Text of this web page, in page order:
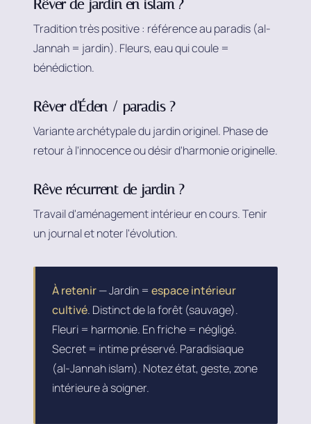
Rêver de jardin en islam ?
Tradition très positive : référence au paradis (al-
Jannah = jardin). Fleurs, eau qui coule =
bénédiction.
Rêver d'Éden / paradis ?
Variante archétypale du jardin originel. Phase de
retour à l'innocence ou désir d'harmonie originelle.
Rêve récurrent de jardin ?
Travail d'aménagement intérieur en cours. Tenir
un journal et noter l'évolution.
À retenir— Jardin = espace intérieur
cultivé. Distinct de la forêt (sauvage).
Fleuri = harmonie. En friche = négligé.
Secret = intime préservé. Paradisiaque
(al-Jannah islam). Notez état, geste, zone
intérieure à soigner.